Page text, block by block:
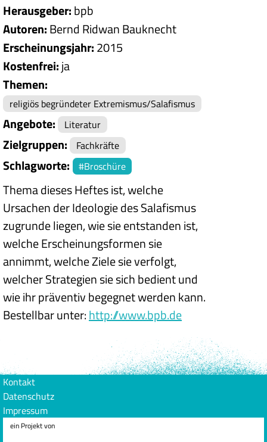
Herausgeber bpb
Autoren Bernd Ridwan Bauknecht
Erscheinungsjahr 2015
Kostenfrei ja
Themen
religiös begründeter Extremismus/Salafismus
Angebote Literatur
Zielgruppen Fachkräfte
Schlagworte Broschüre
Thema dieses Heftes ist, welche
Ursachen der Ideologie des Salafismus
zugrunde liegen, wie sie entstanden ist,
welche Erscheinungsformen sie
annimmt, welche Ziele sie verfolgt,
welcher Strategien sie sich bedient und
wie ihr präventiv begegnet werden kann.
Bestellbar unter:http://www.bpb.de
Kontakt
Datenschutz
Impressum
ein Projekt von